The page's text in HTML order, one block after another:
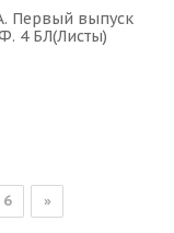
Первый выпуск
4 БЛ(Листы)
6 »